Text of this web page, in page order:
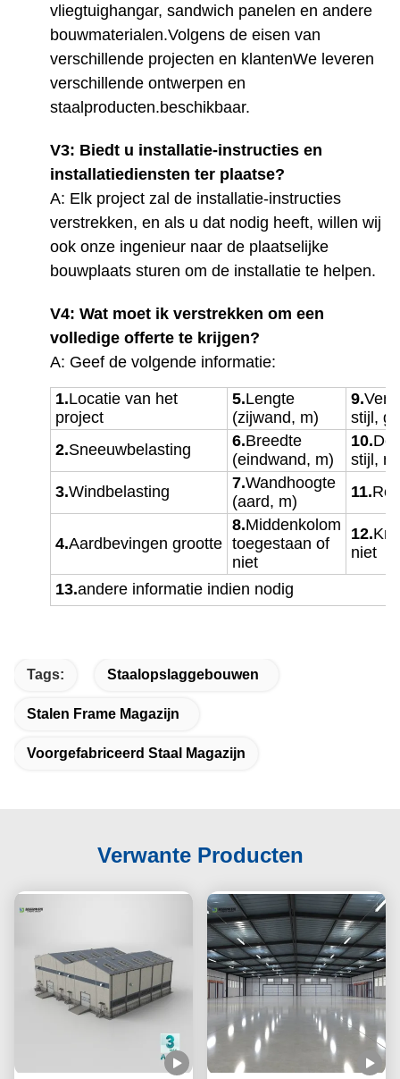
vliegtuighangar, sandwich panelen en andere
bouwmaterialen.Volgens de eisen van
verschillende projecten en klantenWe leveren
verschillende ontwerpen en
staalproducten.beschikbaar.
V3: Biedt u installatie-instructies en
installatiediensten ter plaatse?
A: Elk project zal de installatie-instructies
verstrekken, en als u dat nodig heeft, willen wij
ook onze ingenieur naar de plaatselijke
bouwplaats sturen om de installatie te helpen.
V4: Wat moet ik verstrekken om een
volledige offerte te krijgen?
A: Geef de volgende informatie:
1.Locatie van het
project
5.Lengte
(zijwand, m)
9.
stijl,
2.Sneeuwbelasting 6.Breedte
(eindwand, m)
10.
stijl,
3.Windbelasting 7.Wandhoogte
(aard, m)
11.
4.Aardbevingen grootte
8.Middenkolom
toegestaan of
niet
12.
niet
13.andere informatie indien nodig
Tags: Staalopslaggebouwen
Stalen Frame Magazijn
Voorgefabriceerd Staal Magazijn
Verwante Producten